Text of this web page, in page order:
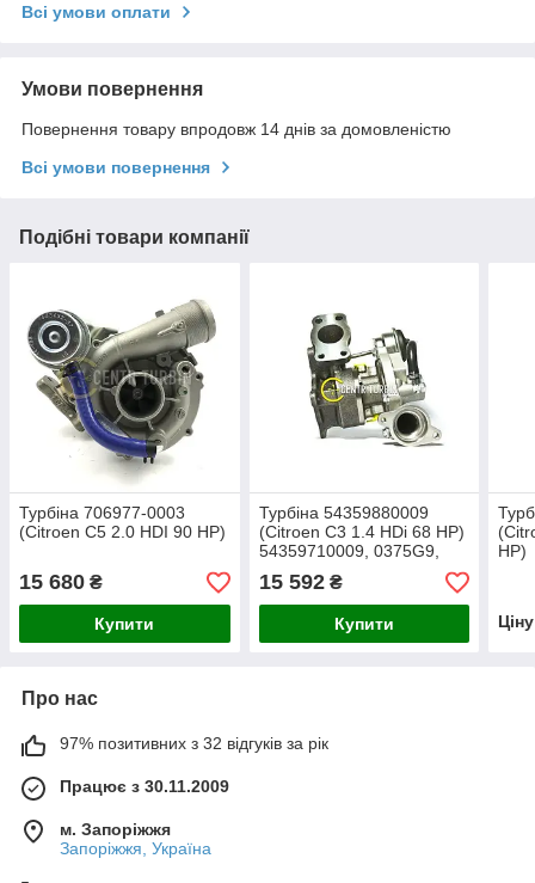
Всі умови оплати
Умови повернення
Повернення товару впродовж 14 днів за домовленістю
Всі умови повернення
Подібні товари компанії
Турбіна 706977-0003
(Citroen C5 2.0 HDI 90 HP)
15 680 ₴
Купити
Турбіна 54359880009
(Citroen C3 1.4 HDi 68 HP)
54359710009, 0375G9,
0375K0
15 592₴
Купити
HP)
Про нас
97% позитивних з 32 відгуків за рік
Працює з 30.11.2009
м. Запоріжжя
Запоріжжя, Україна